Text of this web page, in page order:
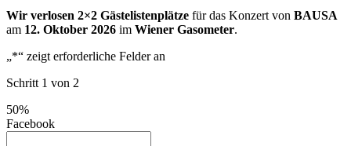
Wir verlosen 2×2 Gästelistenplätze für das Konzert von BAUSA
am 12. Oktober 2026 im Wiener Gasometer.
„*“ zeigt erforderliche Felder an
Schritt 1 von 2
50%
Facebook